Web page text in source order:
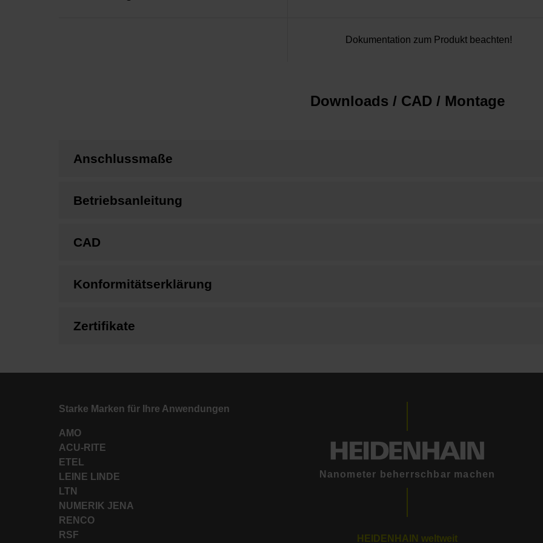
Dokumentation zum Produkt beachten!
Downloads / CAD / Montage
Anschlussmaße
Betriebsanleitung
CAD
Konformitätserklärung
Zertifikate
Starke Marken für Ihre Anwendungen
AMO
ACU-RITE
ETEL
LEINE LINDE
LTN
NUMERIK JENA
RENCO
RSF
Nanometer beherrschbar machen
HEIDENHAIN weltweit